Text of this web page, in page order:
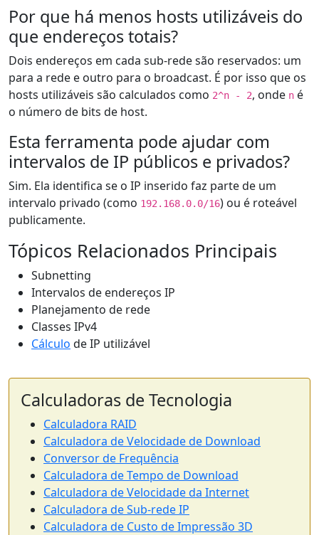
Por que há menos hosts utilizáveis do
que endereços totais?
Dois endereços em cada sub-rede são reservados: um
para a rede e outro para o broadcast. É por isso que os
hosts utilizáveis são calculados como 2^n - 2, onde n é
o número de bits de host.
Esta ferramenta pode ajudar com
intervalos de IP públicos e privados?
Sim. Ela identifica se o IP inserido faz parte de um
intervalo privado (como 192.168.0.0/16) ou é roteável
publicamente.
Tópicos Relacionados Principais
Subnetting
Intervalos de endereços IP
Planejamento de rede
Classes IPv4
Cálculo de IP utilizável
Calculadoras de Tecnologia
Calculadora RAID
Calculadora de Velocidade de Download
Conversor de Frequência
Calculadora de Tempo de Download
Calculadora de Velocidade da Internet
Calculadora de Sub-rede IP
Calculadora de Custo de Impressão 3D